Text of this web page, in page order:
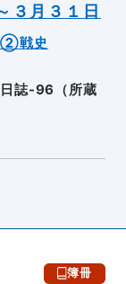
月３１日
②戦史
誌-96（所蔵
簿冊